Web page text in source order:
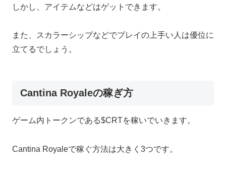
しかし、アイテムなどはゲットできます。
また、スカラーシップなどでプレイの上手い人は優位に
立てるでしょう。
Cantina Royaleの稼ぎ方
ゲーム内トークンである$CRTを稼いでいきます。
Cantina Royaleで稼ぐ方法は大きく3つです。